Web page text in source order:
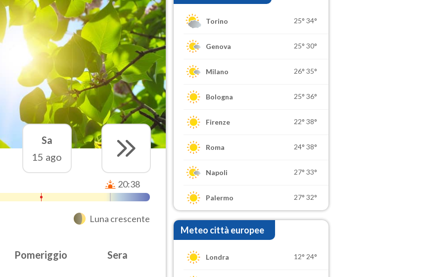
Sa
15 ago
20:38
Luna crescente
Pomeriggio Sera
Torino 25° 34°
Genova 25° 30°
Milano 26° 35°
Bologna 25° 36°
Firenze 22° 38°
Roma 24° 38°
Napoli 27° 33°
Palermo 27° 32°
Meteo città europee
Londra 12° 24°